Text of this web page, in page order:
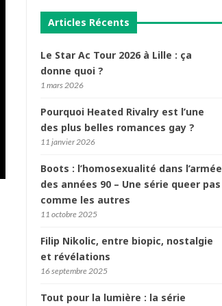
Articles Récents
Le Star Ac Tour 2026 à Lille : ça
donne quoi ?
1 mars 2026
Pourquoi Heated Rivalry est l’une
des plus belles romances gay ?
11 janvier 2026
Boots : l’homosexualité dans l’armée
des années 90 – Une série queer pas
comme les autres
11 octobre 2025
Filip Nikolic, entre biopic, nostalgie
et révélations
16 septembre 2025
Tout pour la lumière : la série